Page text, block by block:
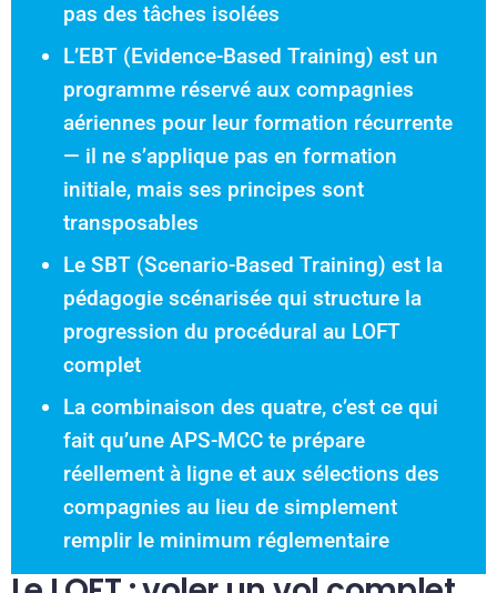
pas des tâches isolées
L’EBT (Evidence-Based Training) est un
programme réservé aux compagnies
aériennes pour leur formation récurrente
— il ne s’applique pas en formation
initiale, mais ses principes sont
transposables
Le SBT (Scenario-Based Training) est la
pédagogie scénarisée qui structure la
progression du procédural au LOFT
complet
La combinaison des quatre, c’est ce qui
fait qu’une APS-MCC te prépare
réellement à ligne et aux sélections des
compagnies au lieu de simplement
remplir le minimum réglementaire